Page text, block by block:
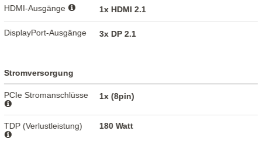
HDMI-Ausgänge 1x HDMI 2.1
DisplayPort-Ausgänge 3x DP 2.1
Stromversorgung
PCIe Stromanschlüsse 1x (8pin)
TDP (Verlustleistung) 180 Watt